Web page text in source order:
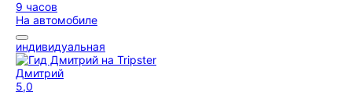
9 часов
На автомобиле
индивидуальная
Дмитрий
5,0